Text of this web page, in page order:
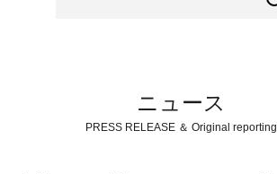
ニュース
PRESS RELEASE ＆ Original reporting